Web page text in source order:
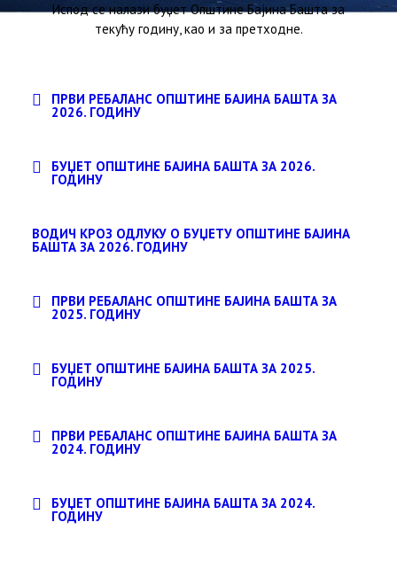
Испод се налази буџет Општине Бајина Башта за
текућу годину, као и за претходне.
ПРВИ РЕБАЛАНС ОПШТИНЕ БАЈИНА БАШТА ЗА
2026. ГОДИНУ
БУЏЕТ ОПШТИНЕ БАЈИНА БАШТА ЗА 2026.
ГОДИНУ
ВОДИЧ КРОЗ ОДЛУКУ О БУЏЕТУ ОПШТИНЕ БАЈИНА
БАШТА ЗА 2026. ГОДИНУ
ПРВИ РЕБАЛАНС ОПШТИНЕ БАЈИНА БАШТА ЗА
2025. ГОДИНУ
БУЏЕТ ОПШТИНЕ БАЈИНА БАШТА ЗА 2025.
ГОДИНУ
ПРВИ РЕБАЛАНС ОПШТИНЕ БАЈИНА БАШТА ЗА
2024. ГОДИНУ
БУЏЕТ ОПШТИНЕ БАЈИНА БАШТА ЗА 2024.
ГОДИНУ